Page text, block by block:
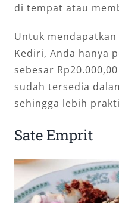
di tempat atau
Untuk
Kediri, Anda hanya
sebesar
sudah tersedia
sehingga lebih
Sate Emprit